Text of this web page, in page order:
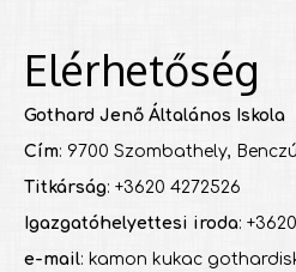
Elérhetőség
Gothard Jenő Általános Iskola
Cím: 9700 Szombathely,
Titkárság: +3620 4272526
Igazgatóhelyettesi iroda:
e-mail: kamon kukac